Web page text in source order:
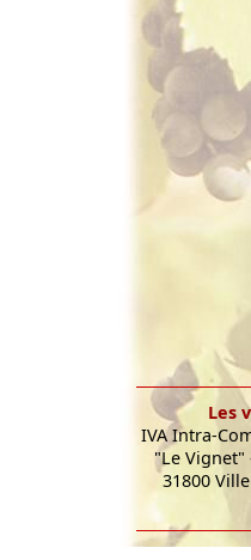
Les
IVA Intra-
"Le Vignet"
31800